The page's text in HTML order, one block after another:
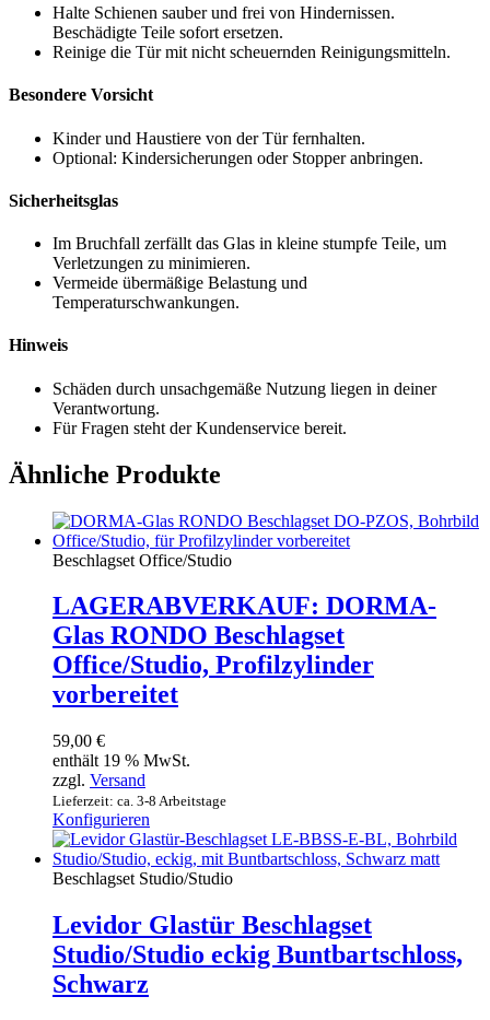
Halte Schienen sauber und frei von Hindernissen.
Beschädigte Teile sofort ersetzen.
Reinige die Tür mit nicht scheuernden Reinigungsmitteln.
Besondere Vorsicht
Kinder und Haustiere von der Tür fernhalten.
Optional: Kindersicherungen oder Stopper anbringen.
Sicherheitsglas
Im Bruchfall zerfällt das Glas in kleine stumpfe Teile, um
Verletzungen zu minimieren.
Vermeide übermäßige Belastung und
Temperaturschwankungen.
Hinweis
Schäden durch unsachgemäße Nutzung liegen in deiner
Verantwortung.
Für Fragen steht der Kundenservice bereit.
Ähnliche Produkte
Beschlagset Office/Studio
LAGERABVERKAUF: DORMA-
Glas RONDO Beschlagset
Office/Studio, Profilzylinder
vorbereitet
59,00 €
enthält 19 % MwSt.
zzgl. Versand
Lieferzeit: ca. 3-8 Arbeitstage
Konfigurieren
Beschlagset Studio/Studio
Levidor Glastür Beschlagset
Studio/Studio eckig Buntbartschloss,
Schwarz